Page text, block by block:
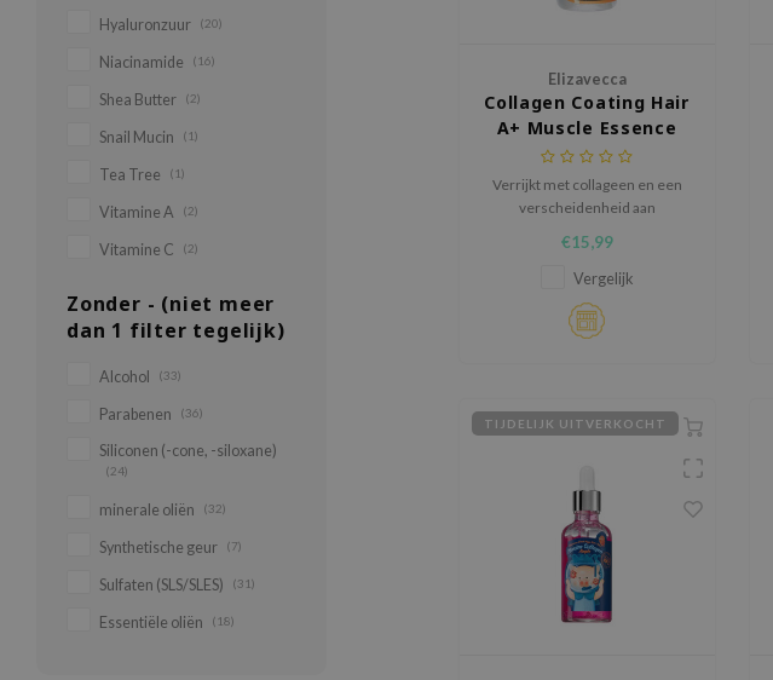
Hyaluronzuur (20)
Niacinamide (16)
Shea Butter (2)
Snail Mucin (1)
Tea Tree (1)
Vitamine A (2)
Vitamine C (2)
Zonder - (niet meer
dan 1 filter tegelijk)
Alcohol (33)
Parabenen (36)
Siliconen (-cone, -siloxane)
(24)
minerale oliën (32)
Synthetische geur (7)
Sulfaten (SLS/SLES) (31)
Essentiële oliën (18)
Elizavecca
Collagen Coating Hair
A+ Muscle Essence
Verrijkt met collageen en een
verscheidenheid aan
te voeden en het er gezond uit
te laten zien.
€15,99
Vergelijk
TIJDELIJK UITVERKOCHT